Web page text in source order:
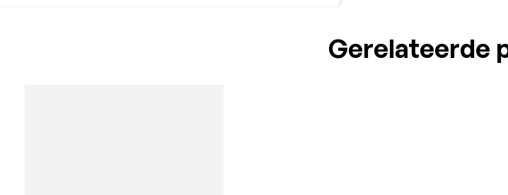
Gerelateerde